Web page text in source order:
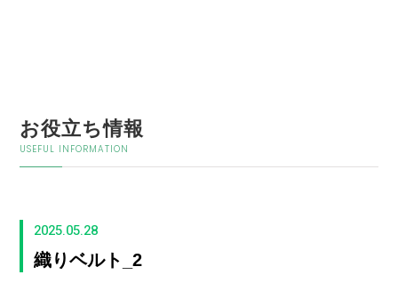
お役立ち情報
USEFUL INFORMATION
2025.05.28
織りベルト_2